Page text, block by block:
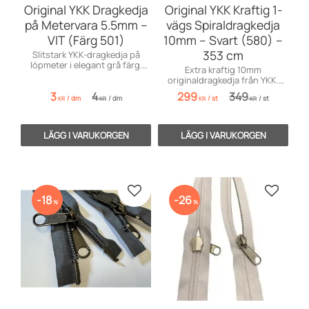
Original YKK Dragkedja
på Metervara 5.5mm –
VIT (Färg 501)
Slitstark YKK-dragkedja på
löpmeter i elegant grå färg.
3KR /dm 4KR /dm
Original YKK Kraftig 1-
vägs Spiraldragkedja
10mm – Svart (580) –
353 cm
Extra kraftig 10mm
originaldragkedja från YKK.
Svart 1-vägs spiral i längden
353 cm.
299KR /st 349KR /st
18% Lägg till i favoriter
26% Lägg